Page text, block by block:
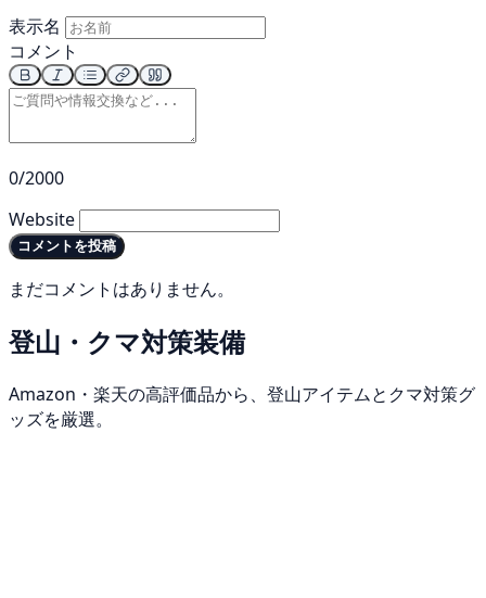
表示名
コメント
0/2000
Website
コメントを投稿
まだコメントはありません。
登山・クマ対策装備
Amazon・楽天の高評価品から、登山アイテムとクマ対策グ
ッズを厳選。